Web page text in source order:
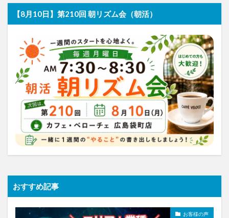
【8月10日】第210回 朝リズム会（朝活）
おすすめ記事
お客様の声